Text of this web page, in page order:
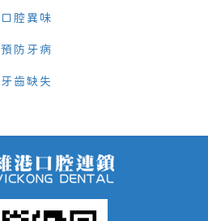
口腔異味
預防牙病
牙齒缺失